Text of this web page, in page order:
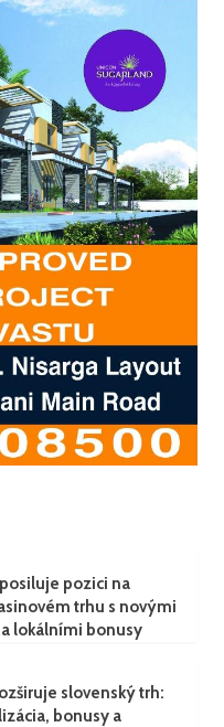
pozici na
trhu s novými
lokálními bonusy
slovenský trh:
bonusy a